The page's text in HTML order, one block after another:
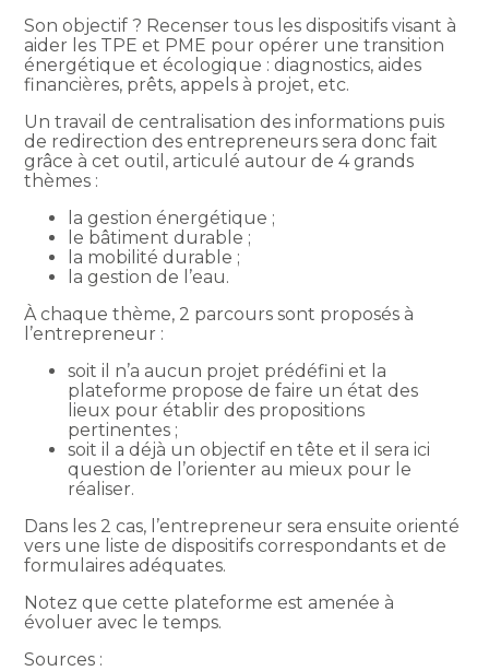
Son objectif ? Recenser tous les dispositifs visant à
aider les TPE et PME pour opérer une transition
énergétique et écologique : diagnostics, aides
financières, prêts, appels à projet, etc.
Un travail de centralisation des informations puis
de redirection des entrepreneurs sera donc fait
grâce à cet outil, articulé autour de 4 grands
thèmes :
la gestion énergétique ;
le bâtiment durable ;
la mobilité durable ;
la gestion de l’eau.
À chaque thème, 2 parcours sont proposés à
l’entrepreneur :
soit il n’a aucun projet prédéfini et la
plateforme propose de faire un état des
lieux pour établir des propositions
pertinentes ;
soit il a déjà un objectif en tête et il sera ici
question de l’orienter au mieux pour le
réaliser.
Dans les 2 cas, l’entrepreneur sera ensuite orienté
vers une liste de dispositifs correspondants et de
formulaires adéquates.
Notez que cette plateforme est amenée à
évoluer avec le temps.
Sources :